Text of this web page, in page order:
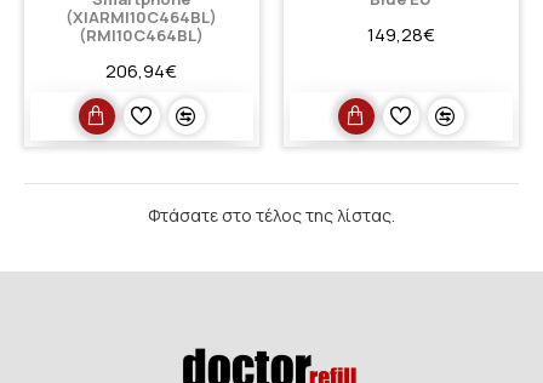
(XIARMI10C464BL)
(RMI10C464BL)
206,94€
149,28€
Φτάσατε στο τέλος της λίστας.